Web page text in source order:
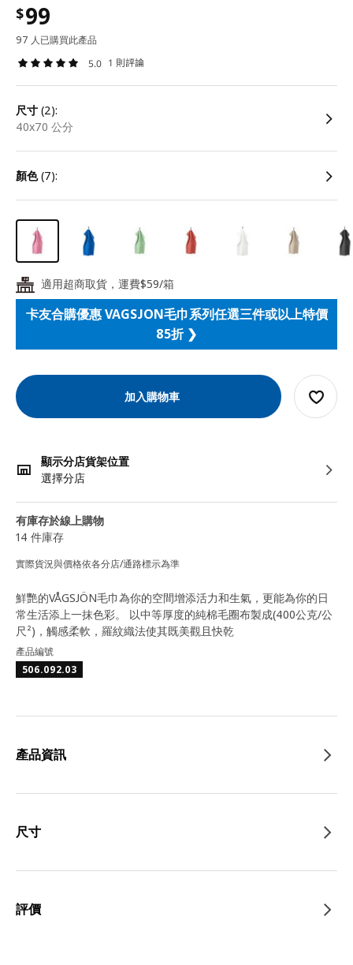
$99
97 人已購買此產品
5.0 1 則評論
尺寸 (2):
40x70 公分
顏色(7):
24 適用超商取貨，運費$59/箱
卡友合購優惠 VAGSJON毛巾系列任選三件或以上特價
85折 ❯
加入購物車
顯示分店貨架位置
選擇分店
有庫存於線上購物
14 件庫存
實際貨況與價格依各分店/通路標示為準
鮮艷的VÅGSJÖN毛巾為你的空間增添活力和生氣，更能為你的日
常生活添上一抹色彩。 以中等厚度的純棉毛圈布製成(400公克/公
尺²)，觸感柔軟，羅紋織法使其既美觀且快乾
產品編號
506.092.03
產品資訊
尺寸
評價